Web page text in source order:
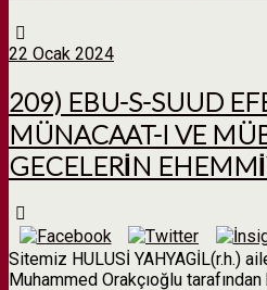
22 Ocak 2024
209) EBU-S-SUUD
MÜNACAAT-I VE
GECELERİN
Sitemiz HULUSİ YAHYAGİL(r.h.)
Muhammed Orakçıoğlu